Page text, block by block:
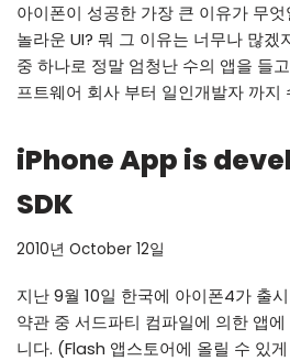
아이폰이 성공한 가장 큰 이유가 무
놀라운 UI? 뭐 그 이유는 너무나 많겠
중 하나로 정말 엄청난 수의 앱을 들
프트웨어 회사 부터 일인개발자 까지
iPhone App is
SDK
2010년 October 12일
지난 9월 10일 한국에 아이폰4가 출
약관 중 서드파티 컴파일에 의한 앱
니다. (Flash 앱스토어에 올릴 수 있